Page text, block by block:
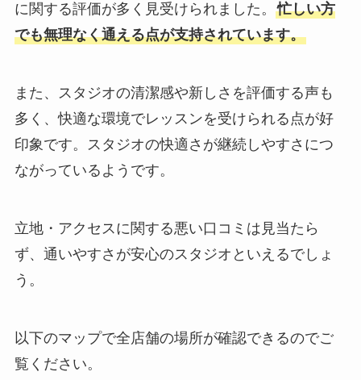
に関する評価が多く見受けられました。 忙しい方
でも無理なく通える点が支持されています。
また、スタジオの清潔感や新しさを評価する声も
多く、快適な環境でレッスンを受けられる点が好
印象です。スタジオの快適さが継続しやすさにつ
ながっているようです。
立地・アクセスに関する悪い口コミは見当たら
ず、通いやすさが安心のスタジオといえるでしょ
う。
以下のマップで全店舗の場所が確認できるのでご
覧ください。